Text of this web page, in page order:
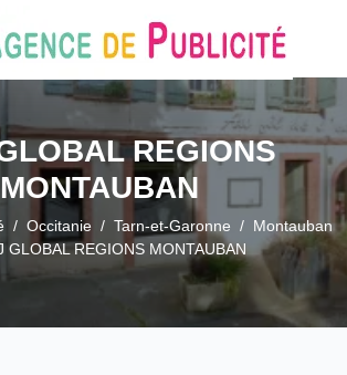
REGIONS
MONTAUBAN
Occitanie Tarn-et-Garonne
Montauban
GLOBAL REGIONS MONTAUBAN